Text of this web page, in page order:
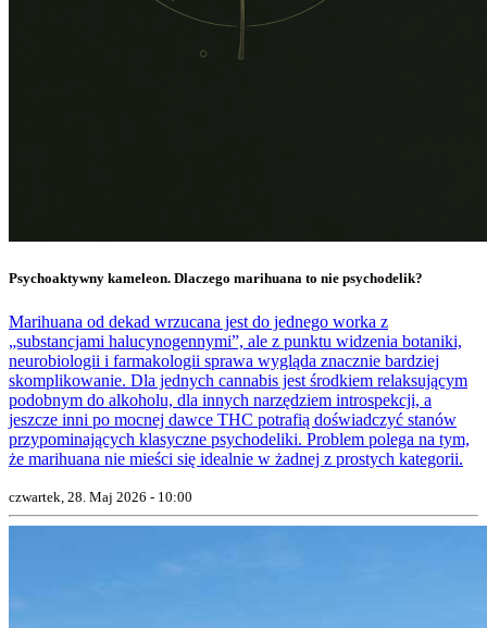
Psychoaktywny kameleon. Dlaczego marihuana to nie psychodelik?
Marihuana od dekad wrzucana jest do jednego worka z
„substancjami halucynogennymi”, ale z punktu widzenia botaniki,
neurobiologii i farmakologii sprawa wygląda znacznie bardziej
skomplikowanie. Dla jednych cannabis jest środkiem relaksującym
podobnym do alkoholu, dla innych narzędziem introspekcji, a
jeszcze inni po mocnej dawce THC potrafią doświadczyć stanów
przypominających klasyczne psychodeliki. Problem polega na tym,
że marihuana nie mieści się idealnie w żadnej z prostych kategorii.
czwartek, 28. Maj 2026 - 10:00